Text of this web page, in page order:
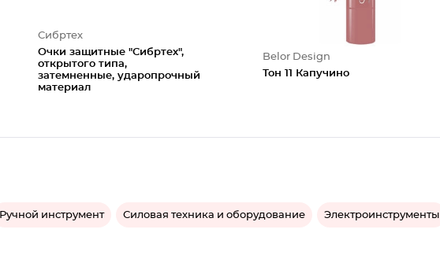
Сибртех
Очки защитные "Сибртех",
открытого типа,
затемненные, ударопрочный
материал
Belor Design
Тон 11 Капучино
Ручной инструмент Силовая техника и оборудование Электроинструменты